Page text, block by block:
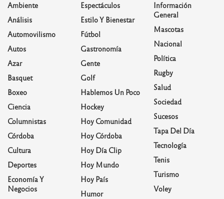
Ambiente
Análisis
Automovilismo
Autos
Azar
Basquet
Boxeo
Ciencia
Columnistas
Córdoba
Cultura
Deportes
Economía Y
Negocios
Espectáculos
Estilo Y Bienestar
Fútbol
Gastronomía
Gente
Golf
Hablemos Un Poco
Hockey
Hoy Comunidad
Hoy Córdoba
Hoy Día Clip
Hoy Mundo
Hoy País
Humor
Información
General
Mascotas
Nacional
Política
Rugby
Salud
Sociedad
Sucesos
Tapa Del Día
Tecnología
Tenis
Turismo
Voley